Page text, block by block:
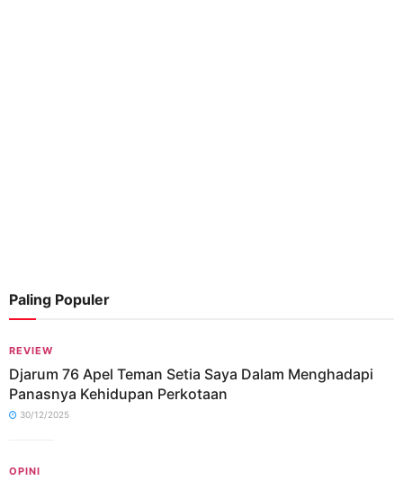
Paling Populer
REVIEW
Djarum 76 Apel Teman Setia Saya Dalam Menghadapi
Panasnya Kehidupan Perkotaan
30/12/2025
OPINI